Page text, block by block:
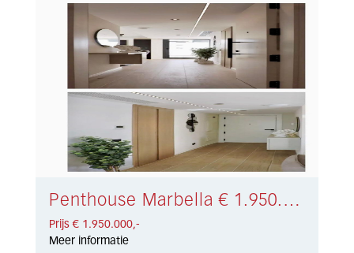
Penthouse Marbella € 1.950.000,-
Prijs € 1.950.000,-
Meer informatie